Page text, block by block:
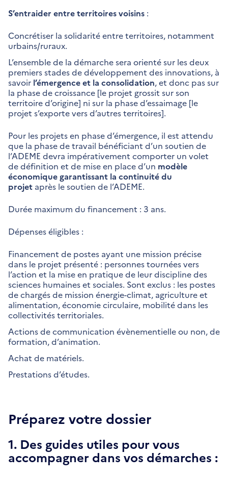
S’entraider entre territoires voisins :
Concrétiser la solidarité entre territoires, notamment
urbains/ruraux.
L’ensemble de la démarche sera orienté sur les deux
premiers stades de développement des innovations, à
savoir l’émergence et la consolidation, et donc pas sur
la phase de croissance [le projet grossit sur son
territoire d’origine] ni sur la phase d’essaimage [le
projet s’exporte vers d’autres territoires].
Pour les projets en phase d’émergence, il est attendu
que la phase de travail bénéficiant d’un soutien de
l’ADEME devra impérativement comporter un volet
de définition et de mise en place d’un modèle
économique garantissant la continuité du
projet après le soutien de l’ADEME.
Durée maximum du financement : 3 ans.
Dépenses éligibles :
Financement de postes ayant une mission précise
dans le projet présenté : personnes tournées vers
l’action et la mise en pratique de leur discipline des
sciences humaines et sociales. Sont exclus : les postes
de chargés de mission énergie-climat, agriculture et
alimentation, économie circulaire, mobilité dans les
collectivités territoriales.
Actions de communication évènementielle ou non, de
formation, d’animation.
Achat de matériels.
Prestations d’études.
Préparez votre dossier
1. Des guides utiles pour vous
accompagner dans vos démarches :